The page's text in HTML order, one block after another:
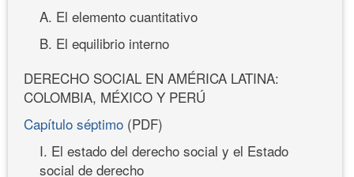
A. El elemento cuantitativo
B. El equilibrio interno
DERECHO SOCIAL EN AMÉRICA LATINA:
COLOMBIA, MÉXICO Y PERÚ
Capítulo séptimo (PDF)
I. El estado del derecho social y el Estado
social de derecho